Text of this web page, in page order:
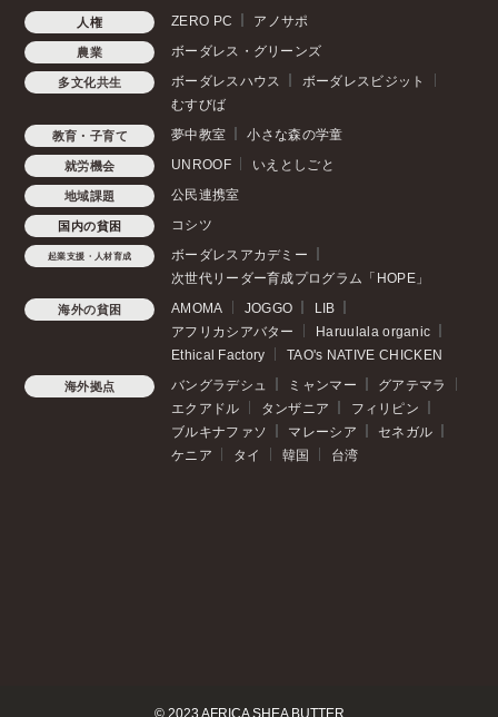
人権 ZERO PC アノサポ
農業 ボーダレス・グリーンズ
多文化共生 ボーダレスハウス
ボーダレスビジット
むすびば
教育・子育て 夢中教室 小さな森の学童
就労機会 UNROOF いえとしごと
地域課題 公民連携室
国内の貧困 コシツ
起業支援・人材育成
ボーダレスアカデミー
次世代リーダー育成プログラム「HOPE」
海外の貧困 AMOMA JOGGO
LIB
アフリカシアバター
Haruulala organic
Ethical Factory
TAO's NATIVE CHICKEN
海外拠点 バングラデシュ ミャンマー
グアテマラ
エクアドル
タンザニア
フィリピン
ブルキナファソ
マレーシア
セネガル
ケニア
タイ 韓国 台湾
© 2023 AFRICA SHEA BUTTER